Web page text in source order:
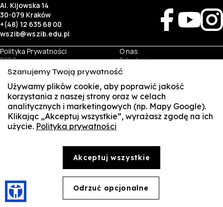
Al. Kijowska 14
30-079 Kraków
+(48) 12 635 68 00
wszib@wszib.edu.pl
Polityka Prywatności
RODO
BIP
Identyfikacja wizualna
O nas
Rekrutacja
Studia
Kontakt
Biznes
Wynajem sal
Targi pracy
Student
Multis Multum
Biblioteka
inaczej, utwory w rozumieniu właściwych przepisów, do których prawa majątkowe autorskie
części: kopiowania, reprodukowania, modyfikowania, dystrybuowania, publikowania,
wyświetlania, utrwalania oraz wykorzystywania w jakiejkolwiek innej formie. Ograniczenia
powyższe nie dotyczą dozwolonego użytku osobistego.
Szanujemy Twoją prywatność
Używamy plików cookie, aby poprawić jakość
korzystania z naszej strony oraz w celach
analitycznych i marketingowych (np. Mapy Google).
Klikając „Akceptuj wszystkie”, wyrażasz zgodę na ich
użycie. Polityka prywatności
Akceptuj wszystkie
Odrzuć opcjonalne